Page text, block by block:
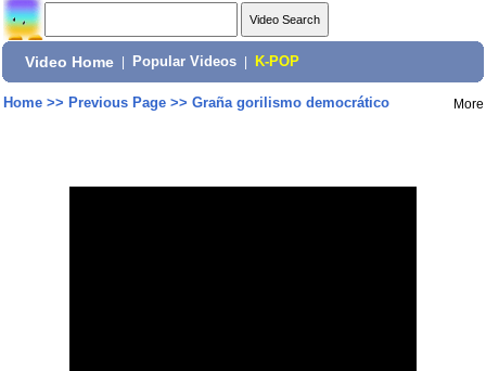
Video Home Popular Videos K-POP
Home>> Previous Page>> Graña gorilismo democrático More